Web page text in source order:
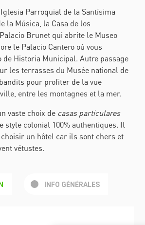
Iglesia Parroquial de la Santísima
la Música , la Casa de los
Palacio Brunet qui abrite le Museo
le Palacio Cantero où vous
de Historia Municipal. Autre passage
les terrasses du Musée national de
pour profiter de la vue
entre les montagnes et la mer.
vaste choix de casas particulares
style colonial 100% authentiques. Il
un hôtel car ils sont chers et
vétustes.
INFO GÉNÉRALES